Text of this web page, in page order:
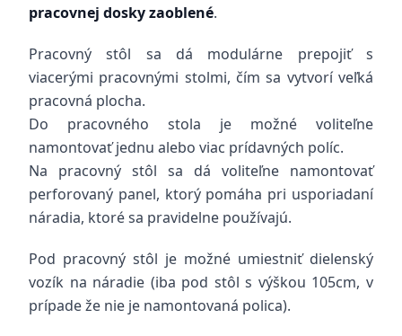
pracovnej dosky zaoblené.
Pracovný stôl sa dá modulárne prepojiť s
viacerými pracovnými stolmi, čím sa vytvorí veľká
pracovná plocha.
Do pracovného stola je možné voliteľne
namontovať jednu alebo viac prídavných políc.
Na pracovný stôl sa dá voliteľne namontovať
perforovaný panel, ktorý pomáha pri usporiadaní
náradia, ktoré sa pravidelne používajú.
Pod pracovný stôl je možné umiestniť dielenský
vozík na náradie (iba pod stôl s výškou 105cm, v
prípade že nie je namontovaná polica).